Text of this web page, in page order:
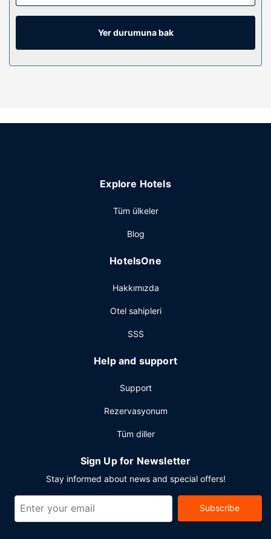
sunulmaktadır. Misafirlerimizin iyi vakit geçirebilmesi için
kablolu TV kanalları vardır. Özel banyoda ücretsiz
banyo/kozmetik ürünleri ve saç kurutma makinesi vardır.
Otelin güzelliği
Açık havuz gibi dinlenme imkânlarından/kolaylıklarından
Ücretsiz temalı park ulaşım servisiyle eğlenceli bir gün
servis kahvaltı servisi yapılmaktadır.
ve birden fazla dil bilen personel mevcuttur. Ücretsiz
Yer durumuna bak
Explore Hotels
Tüm ülkeler
Blog
HotelsOne
Hakkımızda
Otel sahipleri
SSS
Help and support
Support
Rezervasyonum
Tüm diller
Sign Up for Newsletter
Stay informed about news and special offers!
Subscribe